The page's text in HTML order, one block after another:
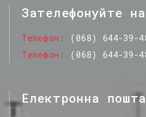
Зателефонуйте
Телефон
(068) 644-39-
Телефон
(068) 644-39-
Електронна пошта